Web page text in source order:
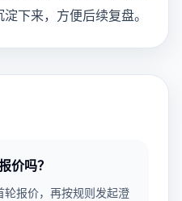
下来，方便后续复盘。
价吗？
报价，再按规则发起澄